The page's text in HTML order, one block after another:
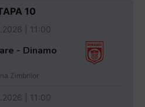
10
| 11:00
- Dinamo
Zimbrilor
| 11:00